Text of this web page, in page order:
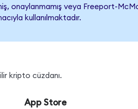
onaylanmamış veya Freeport-
kullanılmaktadır.
kripto cüzdanı.
App Store